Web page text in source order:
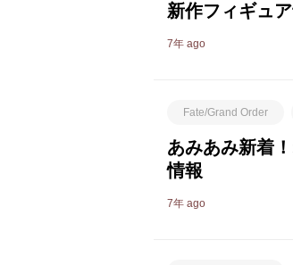
新作フィギュ
7年 ago
Fate/Grand Order
あみあみ新着
情報
7年 ago